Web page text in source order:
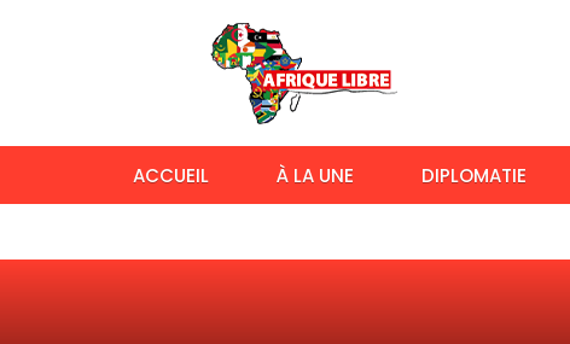
ACCUEIL À LA UNE DIPLOMATIE